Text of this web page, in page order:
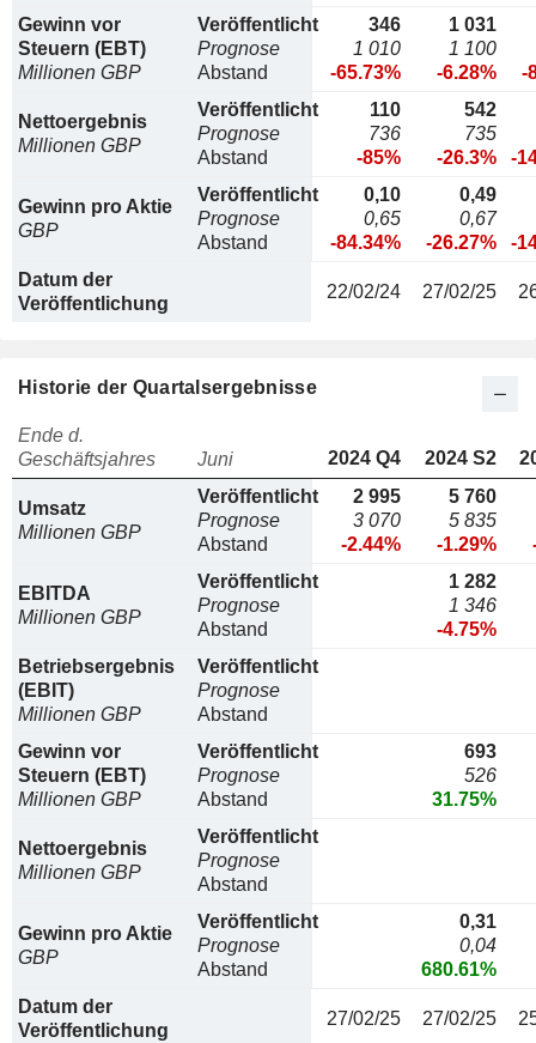
Gewinn vor
Steuern (EBT)
Millionen GBP
Veröffentlicht
Prognose
Abstand
346
1 010
-65.73%
1 031
1 100
-6.28%
-
Nettoergebnis
Millionen GBP
Veröffentlicht
Prognose
Abstand
110
736
-85%
542
735
-26.3%
-
Gewinn pro Aktie
GBP
Veröffentlicht
Prognose
Abstand
0,10
0,65
-84.34%
0,49
0,67
-26.27%
-
Datum der
Veröffentlichung
22/02/24 27/02/25
Historie der Quartalsergebnisse
Ende d.
Geschäftsjahres
Juni 2024 Q4 2024 S2
Umsatz
Millionen GBP
Veröffentlicht
Prognose
Abstand
2 995
3 070
-2.44%
5 760
5 835
-1.29%
EBITDA
Millionen GBP
Veröffentlicht
Prognose
Abstand
1 282
1 346
-4.75%
Betriebsergebnis
(EBIT)
Millionen GBP
Veröffentlicht
Prognose
Abstand
Gewinn vor
Steuern (EBT)
Millionen GBP
Veröffentlicht
Prognose
Abstand
693
526
31.75%
Nettoergebnis
Millionen GBP
Veröffentlicht
Prognose
Abstand
Gewinn pro Aktie
GBP
Veröffentlicht
Prognose
Abstand
0,31
0,04
680.61%
Datum der
Veröffentlichung
27/02/25 27/02/25